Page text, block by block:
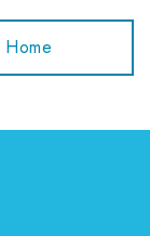
Home